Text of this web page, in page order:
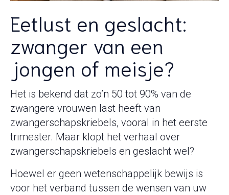
Eetlust en geslacht:
zwanger van een
jongen of meisje?
Het is bekend dat zo’n 50 tot 90% van de
zwangere vrouwen last heeft van
zwangerschapskriebels, vooral in het eerste
trimester. Maar klopt het verhaal over
zwangerschapskriebels en geslacht wel?
Hoewel er geen wetenschappelijk bewijs is
voor het verband tussen de wensen van uw